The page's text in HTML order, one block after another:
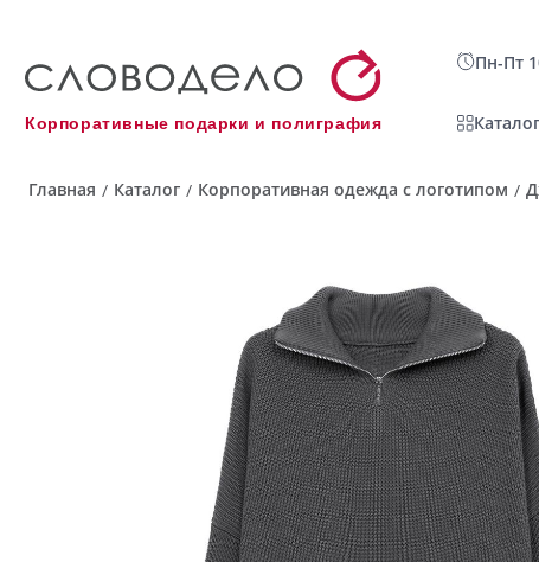
Корпоративные подарки и полиграфия
Пн-Пт
Каталог
Главная / Каталог / Корпоративная одежда с логотипом /